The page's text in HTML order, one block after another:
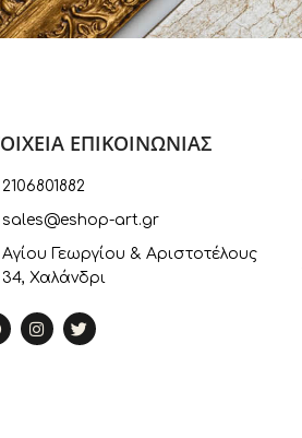
ΕΠΙΚΟΙΝΩΝΙΑΣ
2106801882
sales@eshop-art.gr
Αγίου Γεωργίου & Αριστοτέλους
34, Χαλάνδρι